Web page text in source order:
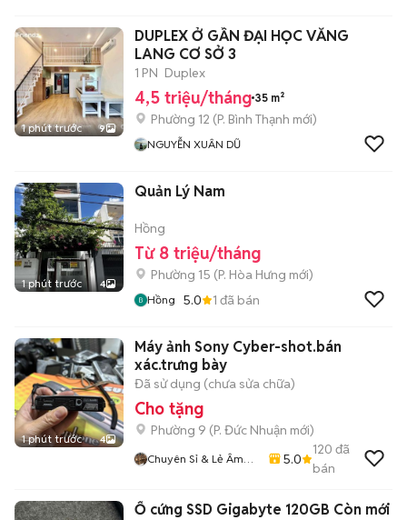
1 phút trước 9
DUPLEX Ở GẦN ĐẠI HỌC VĂNG
LANG CƠ SỞ 3
1 PN Duplex
4,5 triệu/tháng 35 m²
Phường 12 (P. Bình Thạnh mới)
NGUYỄN XUÂN DŨ
1 phút trước 4
Quản Lý Nam
Hồng
Từ 8 triệu/tháng
Phường 15 (P. Hòa Hưng mới)
Hồng 5.0 1 đã bán
1 phút trước 4
Máy ảnh Sony Cyber-shot.bán
xác.trưng bày
Đã sử dụng (chưa sửa chữa)
Cho tặng
Phường 9 (P. Đức Nhuận mới)
Chuyên Sỉ & Lẻ Âm
5.0
120 đã
bán
Ổ cứng SSD Gigabyte 120GB Còn mới